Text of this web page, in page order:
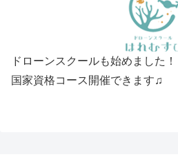
ドローンスクールも始めました！
国家資格コース開催できます♫